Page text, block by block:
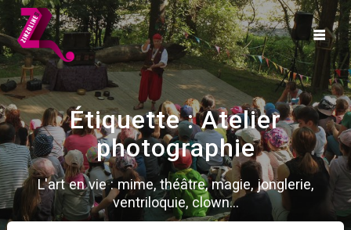
Skip
to
content
Étiquette :Atelier
photographie
L'art en vie : mime, théâtre, magie, jonglerie,
ventriloquie, clown...